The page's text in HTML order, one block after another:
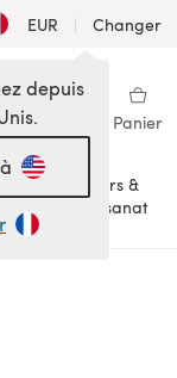
EUR | Changer
Panier
Loisirs &
Artisanat
depuis